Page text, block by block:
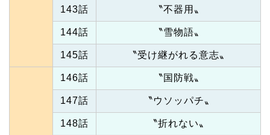
143話 〝不器用〟
144話 〝雪物語〟
145話 〝受け継がれる意志〟
146話 〝国防戦〟
147話 〝ウソッパチ〟
148話 〝折れない〟